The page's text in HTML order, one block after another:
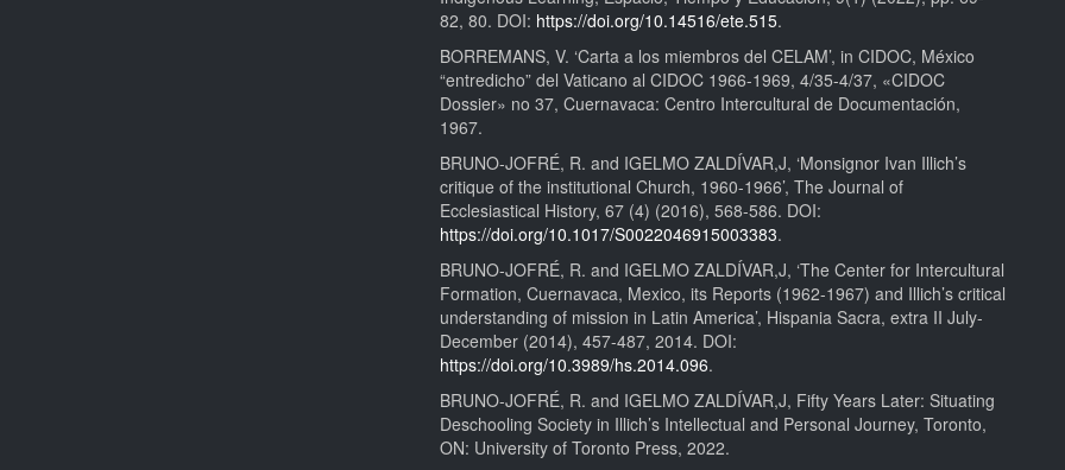
82, 80. DOI: https://doi.org/10.14516/ete.515.
BORREMANS, V. ‘Carta a los miembros del CELAM’, in CIDOC, México
“entredicho” del Vaticano al CIDOC 1966-1969, 4/35-4/37, «CIDOC
Dossier» no 37, Cuernavaca: Centro Intercultural de Documentación,
1967.
BRUNO-JOFRÉ, R. and IGELMO ZALDÍVAR,J, ‘Monsignor Ivan Illich’s
critique of the institutional Church, 1960-1966’, The Journal of
Ecclesiastical History, 67 (4) (2016), 568-586. DOI:
https://doi.org/10.1017/S0022046915003383.
BRUNO-JOFRÉ, R. and IGELMO ZALDÍVAR,J, ‘The Center for Intercultural
Formation, Cuernavaca, Mexico, its Reports (1962-1967) and Illich’s critical
understanding of mission in Latin America’, Hispania Sacra, extra II July-
December (2014), 457-487, 2014. DOI:
https://doi.org/10.3989/hs.2014.096.
BRUNO-JOFRÉ, R. and IGELMO ZALDÍVAR,J, Fifty Years Later: Situating
Deschooling Society in Illich’s Intellectual and Personal Journey, Toronto,
ON: University of Toronto Press, 2022.